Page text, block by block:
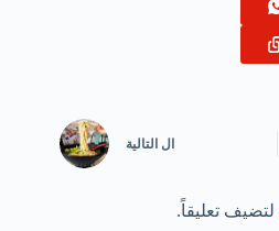
ال التالية
لتضيف تعليقاً.